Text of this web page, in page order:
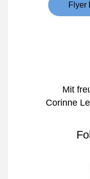
Flyer
Mit
Corinne